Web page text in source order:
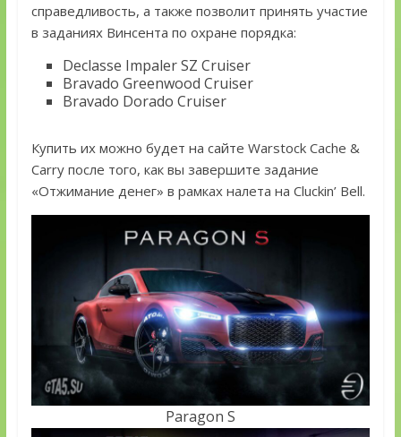
справедливость, а также позволит принять участие
в заданиях Винсента по охране порядка:
Declasse Impaler SZ Cruiser
Bravado Greenwood Cruiser
Bravado Dorado Cruiser
Купить их можно будет на сайте Warstock Cache &
Carry после того, как вы завершите задание
«Отжимание денег» в рамках налета на Cluckin’ Bell.
Paragon S